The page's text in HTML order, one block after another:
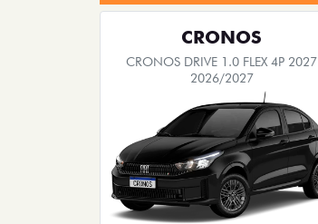
CRONOS
CRONOS DRIVE 1.0 FLEX 4P 2027
2026/2027